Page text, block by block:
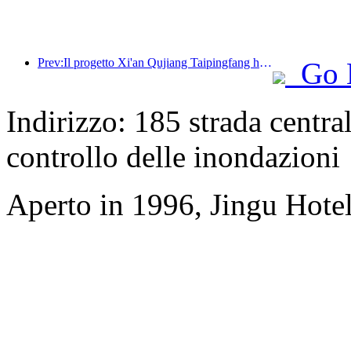
Prev:Il progetto Xi'an Qujiang Taipingfang ha ufficialmente preso il via, con un'area edificabile totale di 137.000 metri quadrati.
Go
Indirizzo: 185 strada
controllo delle inondazioni
Aperto in 1996, Jingu